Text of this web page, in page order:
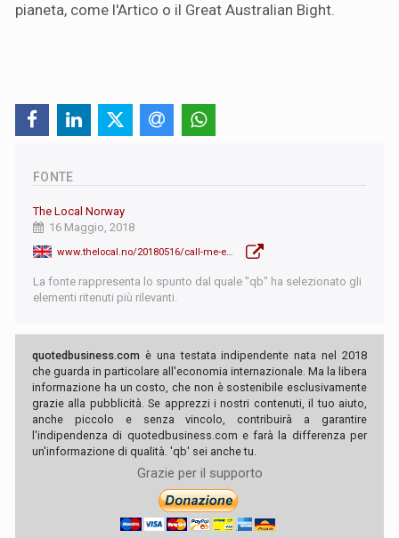
pianeta, come l'Artico o il Great Australian Bight.
FONTE
The Local Norway
16 Maggio, 2018
La fonte rappresenta lo spunto dal quale "qb" ha selezionato gli
elementi ritenuti più rilevanti.
quotedbusiness.com è una testata indipendente nata nel 2018
che guarda in particolare all'economia internazionale. Ma la libera
informazione ha un costo, che non è sostenibile esclusivamente
grazie alla pubblicità. Se apprezzi i nostri contenuti, il tuo aiuto,
anche piccolo e senza vincolo, contribuirà a garantire
l'indipendenza di quotedbusiness.com e farà la differenza per
un'informazione di qualità. 'qb' sei anche tu.
Grazie per il supporto